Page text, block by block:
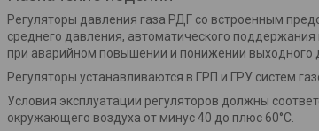
Регуляторы давления газа РДГ со встроенным
среднего давления, автоматического
при аварийном повышении и понижении выходного
Регуляторы устанавливаются в ГРП и ГРУ систем
Условия эксплуатации регуляторов должны
окружающего воздуха от минус 40 до плюс 60°С.